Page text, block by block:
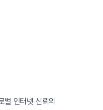
벌 인터넷 신뢰의